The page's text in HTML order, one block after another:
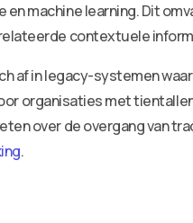
machine learning. Dit
contextuele
af in legacy-systemen
organisaties met
over de overgang van
.